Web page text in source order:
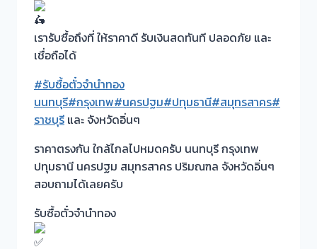
เรารับซื้อถึงที่ ให้ราคาดี รับเงินสดทันที ปลอดภัย และ
เชื่อถือได้
#รับซื้อตั๋วจำนำทอง
นนทบุรี#กรุงเทพ#นครปฐม#ปทุมธานี#สมุทรสาคร#
ราชบุรี และ จังหวัดอิ่นๆ
ราคาตรงกัน ใกล้ไกลไปหมดครับ นนทบุรี กรุงเทพ
ปทุมธานี นครปฐม สมุทรสาคร ปริมณฑล จังหวัดอิ่นๆ
สอบถามได้เลยครับ
รับซื้อตั๋วจำนำทอง